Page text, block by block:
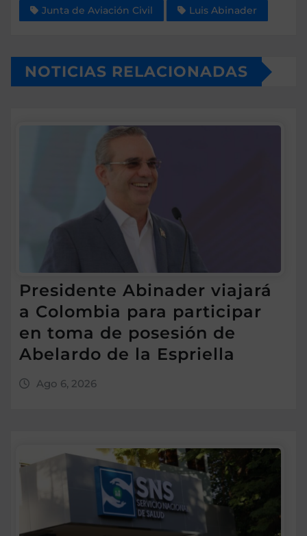
Junta de Aviación Civil Luis Abinader
NOTICIAS RELACIONADAS
Presidente Abinader viajará
a Colombia para participar
en toma de posesión de
Abelardo de la Espriella
Ago 6, 2026